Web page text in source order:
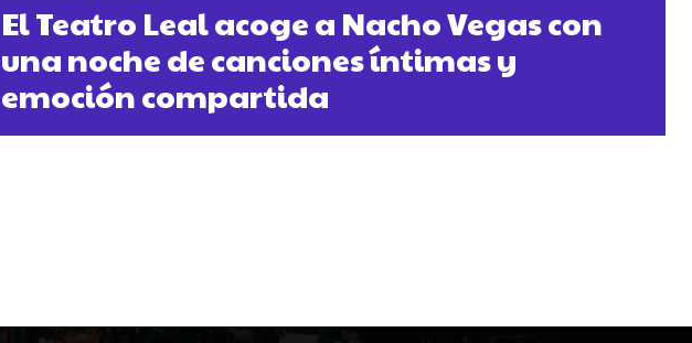
El Teatro Leal acoge a Nacho Vegas con
una noche de canciones íntimas y
emoción compartida